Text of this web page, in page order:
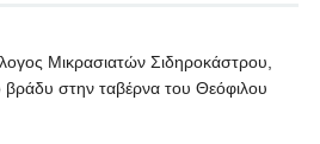
Μικρασιατών Σιδηροκάστρου,
στην ταβέρνα του Θεόφιλου